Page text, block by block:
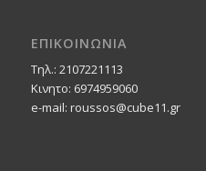
ΕΠΙΚΟΙΝΩΝΙΑ
Τηλ.: 2107221113
Κινητο: 6974959060
e-mail: roussos@cube11.gr